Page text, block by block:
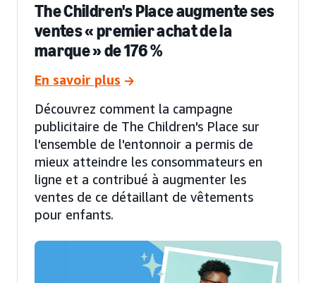
The Children's Place augmente ses
ventes « premier achat de la
marque » de 176 %
En savoir plus
Découvrez comment la campagne
publicitaire de The Children's Place sur
l'ensemble de l'entonnoir a permis de
mieux atteindre les consommateurs en
ligne et a contribué à augmenter les
ventes de ce détaillant de vêtements
pour enfants.